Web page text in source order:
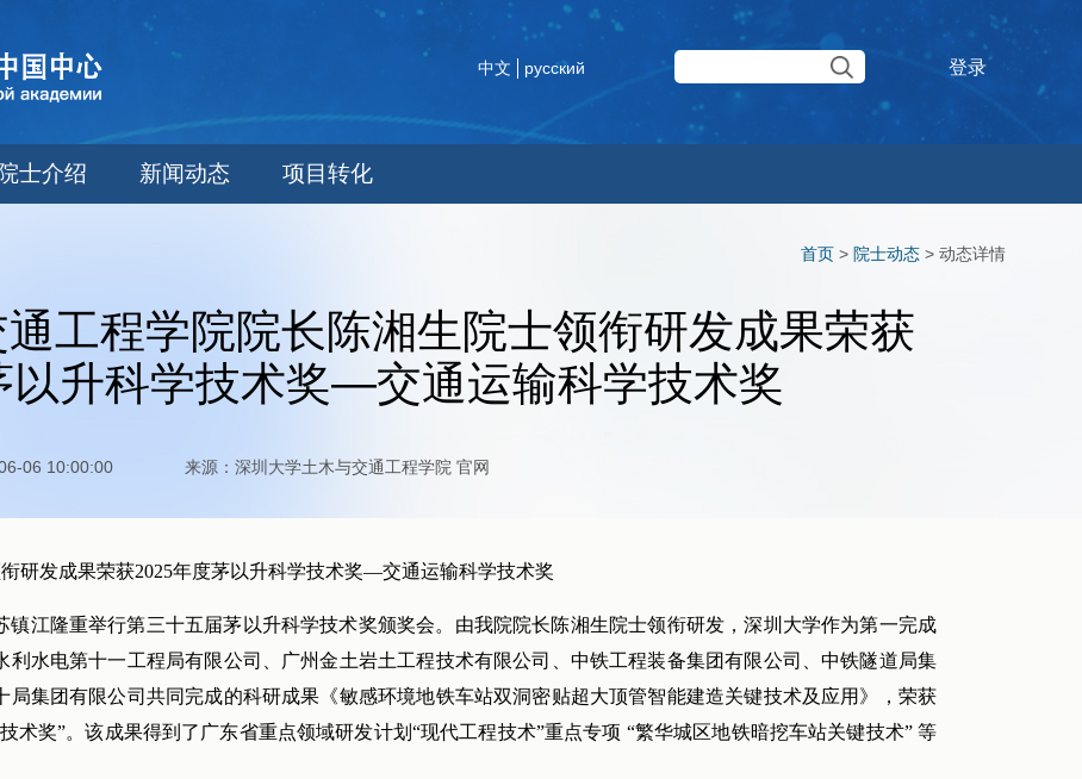
中文 русский 登录
院士介绍 新闻动态 项目转化
首页 > 院士动态 > 动态详情
工程学院院长陈湘生院士领衔研发成果荣获
以升科学技术奖—交通运输科学技术奖
06 10:00:00 来源：深圳大学土木与交通工程学院 官网
研发成果荣获2025年度茅以升科学技术奖—交通运输科学技术奖
江隆重举行第三十五届茅以升科学技术奖颁奖会。由我院院长陈湘生院士领衔研发，深圳大学作为第一完成
水电第十一工程局有限公司、广州金土岩土工程技术有限公司、中铁工程装备集团有限公司、中铁隧道局集
局集团有限公司共同完成的科研成果《敏感环境地铁车站双洞密贴超大顶管智能建造关键技术及应用》，荣获
术奖”。该成果得到了广东省重点领域研发计划“现代工程技术”重点专项 “繁华城区地铁暗挖车站关键技术” 等